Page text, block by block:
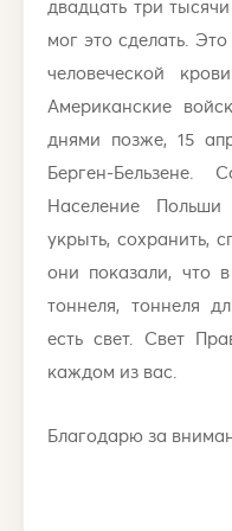
двадцать три
мог это сделать.
человеческой
Американские
днями позже, 15
Берген-Бельзене.
Население
укрыть, сохранить,
они показали, что
тоннеля, тоннеля
есть свет. Свет
каждом из вас.
Благодарю за